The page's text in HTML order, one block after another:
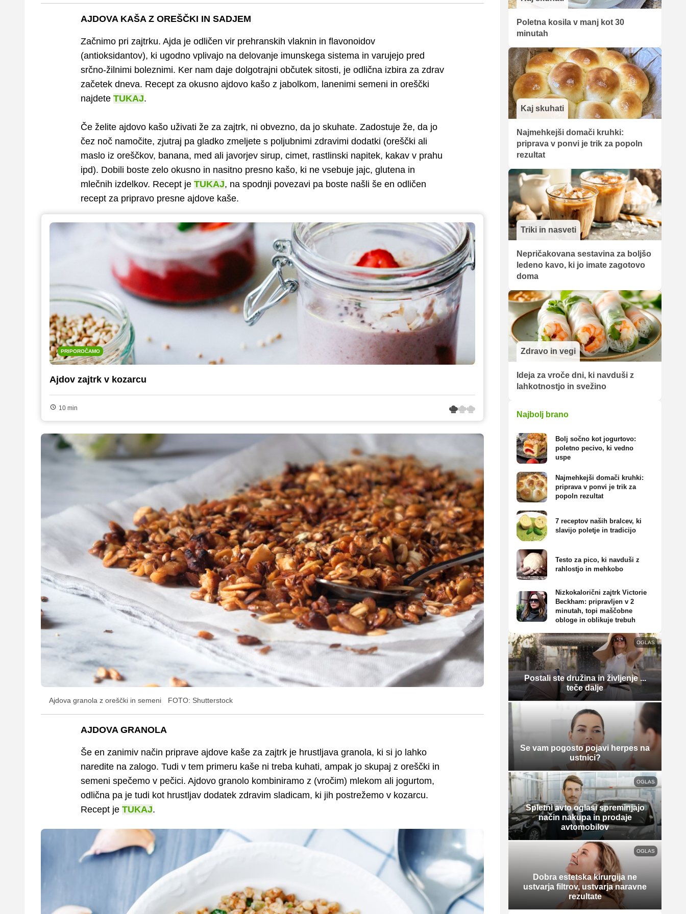
AJDOVA KAŠA Z OREŠČKI IN SADJEM
Začnimo pri zajtrku. Ajda je odličen vir prehranskih vlaknin in flavonoidov
(antioksidantov), ki ugodno vplivajo na delovanje imunskega sistema in varujejo pred
srčno-žilnimi boleznimi. Ker nam daje dolgotrajni občutek sitosti, je odlična izbira za zdrav
začetek dneva. Recept za okusno ajdovo kašo z jabolkom, lanenimi semeni in oreščki
najdete TUKAJ.
Če želite ajdovo kašo uživati že za zajtrk, ni obvezno, da jo skuhate. Zadostuje že, da jo
čez noč namočite, zjutraj pa gladko zmeljete s poljubnimi zdravimi dodatki (oreščki ali
maslo iz oreščkov, banana, med ali javorjev sirup, cimet, rastlinski napitek, kakav v prahu
ipd). Dobili boste zelo okusno in nasitno presno kašo, ki ne vsebuje jajc, glutena in
mlečnih izdelkov. Recept je TUKAJ, na spodnji povezavi pa boste našli še en odličen
recept za pripravo presne ajdove kaše.
PRIPOROČAMO
Ajdov zajtrk v kozarcu
10 min
Ajdova granola z oreščki in semeni FOTO: Shutterstock
AJDOVA GRANOLA
Še en zanimiv način priprave ajdove kaše za zajtrk je hrustljava granola, ki si jo lahko
naredite na zalogo. Tudi v tem primeru kaše ni treba kuhati, ampak jo skupaj z oreščki in
semeni spečemo v pečici. Ajdovo granolo kombiniramo z (vročim) mlekom ali jogurtom,
odlična pa je tudi kot hrustljav dodatek zdravim sladicam, ki jih postrežemo v kozarcu.
Recept je TUKAJ.
Poletna kosila v manj kot 30
minutah
Kaj skuhati
Najmehkejši domači kruhki:
priprava v ponvi je trik za popoln
rezultat
Triki in nasveti
Nepričakovana sestavina za boljšo
ledeno kavo, ki jo imate zagotovo
doma
Zdravo in vegi
Ideja za vroče dni, ki navduši z
lahkotnostjo in svežino
Najbolj brano
Bolj sočno kot jogurtovo:
poletno pecivo, ki vedno
uspe
Najmehkejši domači kruhki:
priprava v ponvi je trik za
popoln rezultat
7 receptov naših bralcev, ki
slavijo poletje in tradicijo
Testo za pico, ki navduši z
rahlostjo in mehkobo
Nizkokalorični zajtrk Victorie
Beckham: pripravljen v 2
minutah, topi maščobne
obloge in oblikuje trebuh
OGLAS
Postali ste družina in življenje ...
teče dalje
Se vam pogosto pojavi herpes na
ustnici?
OGLAS
Spletni avto oglasi spreminjajo
način nakupa in prodaje
avtomobilov
OGLAS
Dobra estetska kirurgija ne
ustvarja filtrov, ustvarja naravne
rezultate